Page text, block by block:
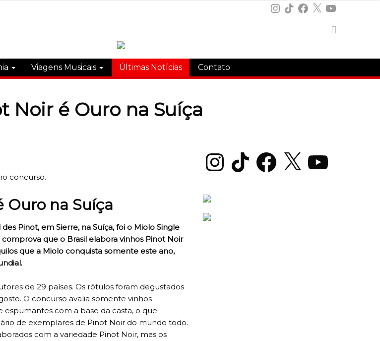
Instagram
TikTokFacebook
X YouTube
Viagens Musicais Últimas Notícias Contato
Noir é Ouro na Suíça
concurso.
Ouro na Suíça
Pinot, em Sierre, na Suíça, foi o Miolo Single
que o Brasil elabora vinhos Pinot Noir
que a Miolo conquista somente este ano,
de 29 países. Os rótulos foram degustados
O concurso avalia somente vinhos
espumantes com a base da casta, o que
de exemplares de Pinot Noir do mundo todo.
com a variedade Pinot Noir, mas os
InstagramTikTok Facebook
X YouTube